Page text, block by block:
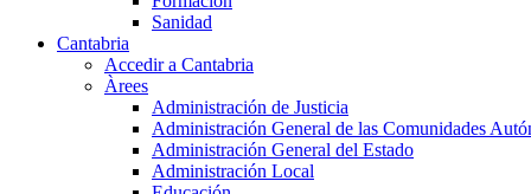
Sanidad
Cantabria
Accedir a Cantabria
Àrees
Administración de Justicia
Administración General de las Comunidades
Administración General del Estado
Administración Local